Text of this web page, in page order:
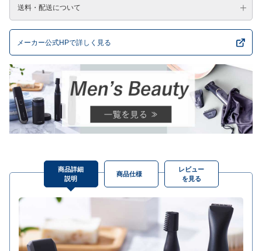
送料・配送について
メーカー公式HPで詳しく見る
商品詳細
説明
商品仕様
レビュー
を見る